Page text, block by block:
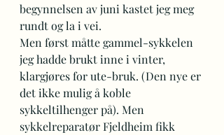
begynnelsen av juni kastet jeg meg
rundt og la i vei.
Men først måtte gammel-sykkelen
jeg hadde brukt inne i vinter,
klargjøres for ute-bruk. (Den nye er
det ikke mulig å koble
sykkeltilhenger på). Men
sykkelreparatør Fjeldheim fikk